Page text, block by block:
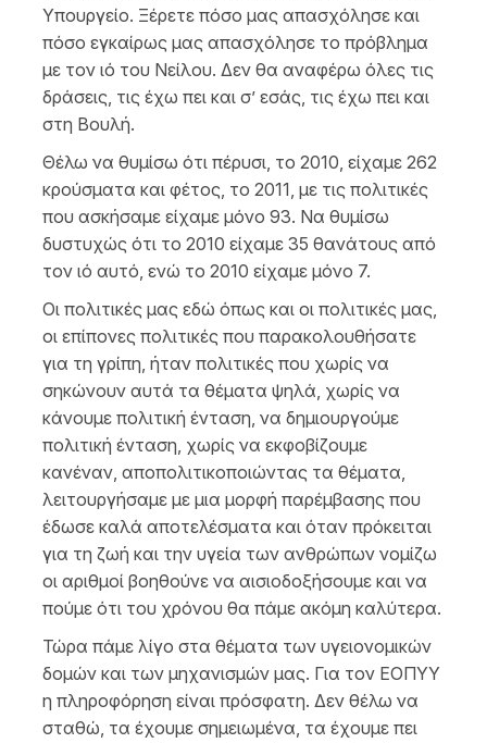
Υπουργείο. Ξέρετε πόσο μας απασχόλησε και
πόσο εγκαίρως μας απασχόλησε το πρόβλημα
με τον ιό του Νείλου. Δεν θα αναφέρω όλες τις
δράσεις, τις έχω πει και σ’ εσάς, τις έχω πει και
στη Βουλή.
Θέλω να θυμίσω ότι πέρυσι, το 2010, είχαμε 262
κρούσματα και φέτος, το 2011, με τις πολιτικές
που ασκήσαμε είχαμε μόνο 93. Να θυμίσω
δυστυχώς ότι το 2010 είχαμε 35 θανάτους από
τον ιό αυτό, ενώ το 2010 είχαμε μόνο 7.
Οι πολιτικές μας εδώ όπως και οι πολιτικές μας,
οι επίπονες πολιτικές που παρακολουθήσατε
για τη γρίπη, ήταν πολιτικές που χωρίς να
σηκώνουν αυτά τα θέματα ψηλά, χωρίς να
κάνουμε πολιτική ένταση, να δημιουργούμε
πολιτική ένταση, χωρίς να εκφοβίζουμε
κανέναν, αποπολιτικοποιώντας τα θέματα,
λειτουργήσαμε με μια μορφή παρέμβασης που
έδωσε καλά αποτελέσματα και όταν πρόκειται
για τη ζωή και την υγεία των ανθρώπων νομίζω
οι αριθμοί βοηθούνε να αισιοδοξήσουμε και να
πούμε ότι του χρόνου θα πάμε ακόμη καλύτερα.
Τώρα πάμε λίγο στα θέματα των υγειονομικών
δομών και των μηχανισμών μας. Για τον ΕΟΠΥΥ
η πληροφόρηση είναι πρόσφατη. Δεν θέλω να
σταθώ, τα έχουμε σημειωμένα, τα έχουμε πει